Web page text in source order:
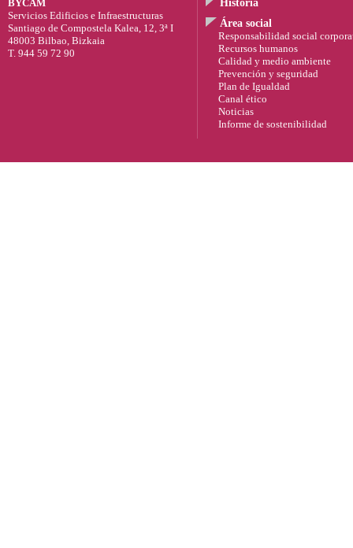
BYCAM
Servicios Edificios e Infraestructuras
Santiago de Compostela Kalea, 12, 3ª I
48003 Bilbao, Bizkaia
T. 944 59 72 90
Historia
Área social
Responsabilidad social
Recursos humanos
Calidad y medio ambiente
Prevención y seguridad
Plan de Igualdad
Canal ético
Noticias
Informe de sostenibilidad